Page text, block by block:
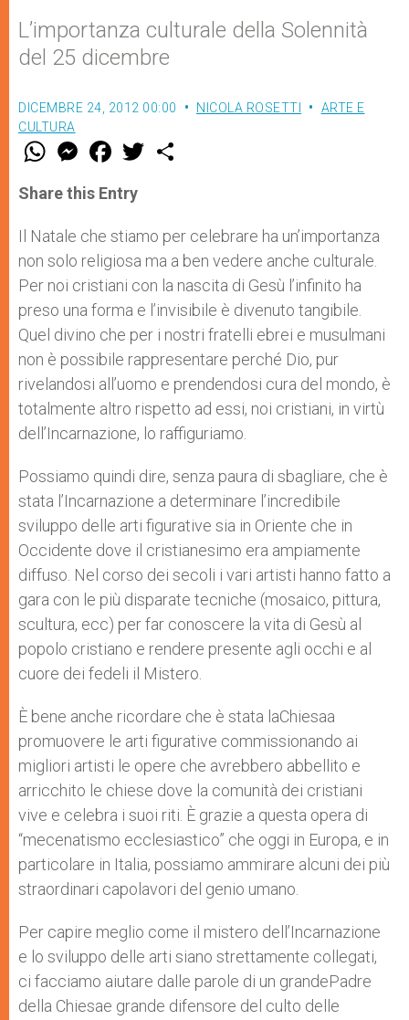
L’importanza culturale della Solennità
del 25 dicembre
DICEMBRE 24, 2012 00:00 NICOLA ROSETTI
ARTE E
CULTURA
W
t
s
p
p
M
e
s
e
g
e
r
F
a
e
b
o
k
w
r
Share this Entry
Il Natale che stiamo per celebrare ha un’importanza
non solo religiosa ma a ben vedere anche culturale.
Per noi cristiani con la nascita di Gesù l’infinito ha
preso una forma e l’invisibile è divenuto tangibile.
Quel divino che per i nostri fratelli ebrei e musulmani
non è possibile rappresentare perché Dio, pur
rivelandosi all’uomo e prendendosi cura del mondo, è
totalmente altro rispetto ad essi, noi cristiani, in virtù
dell’Incarnazione, lo raffiguriamo.
Possiamo quindi dire, senza paura di sbagliare, che è
stata l’Incarnazione a determinare l’incredibile
sviluppo delle arti figurative sia in Oriente che in
Occidente dove il cristianesimo era ampiamente
diffuso. Nel corso dei secoli i vari artisti hanno fatto a
gara con le più disparate tecniche (mosaico, pittura,
scultura, ecc) per far conoscere la vita di Gesù al
popolo cristiano e rendere presente agli occhi e al
cuore dei fedeli il Mistero.
È bene anche ricordare che è stata laChiesaa
promuovere le arti figurative commissionando ai
migliori artisti le opere che avrebbero abbellito e
arricchito le chiese dove la comunità dei cristiani
vive e celebra i suoi riti. È grazie a questa opera di
“mecenatismo ecclesiastico” che oggi in Europa, e in
particolare in Italia, possiamo ammirare alcuni dei più
straordinari capolavori del genio umano.
Per capire meglio come il mistero dell’Incarnazione
e lo sviluppo delle arti siano strettamente collegati,
ci facciamo aiutare dalle parole di un grandePadre
della Chiesae grande difensore del culto delle